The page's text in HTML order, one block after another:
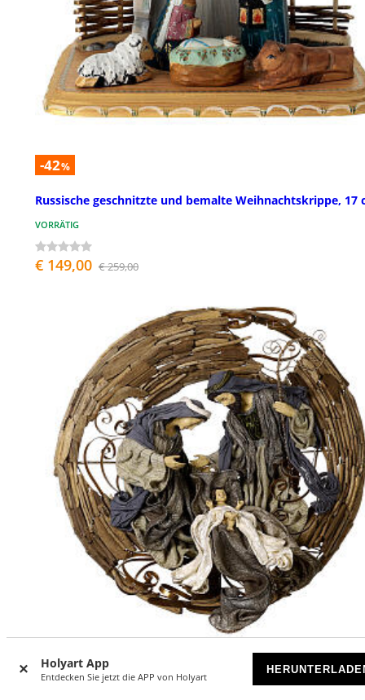
Holyart App
Entdecken Sie jetzt die APP von Holyart
-42%
Russische geschnitzte und bemalte Weihnachtskrippe, 17
VORRÄTIG
€ 149,00 € 259,00
Holzkranz Krippe 50 cm Celebration, 85 cm